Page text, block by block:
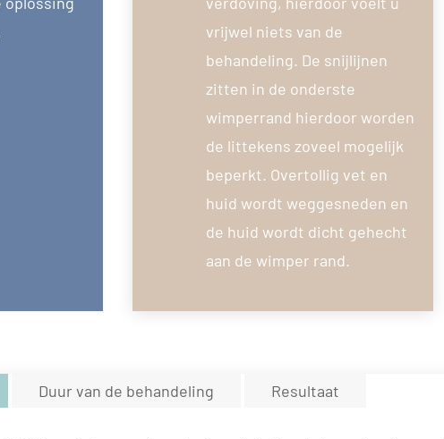
vrijwel niets van de
behandeling. De snijlijnen
zitten in de onderste
wimperrand hierdoor worden
de littekens zoveel mogelijk
beperkt. Overtollig vet en
huid wordt weggesneden en
de huid wordt dicht gehecht
aan de wimper rand.
Duur van de behandeling Resultaat